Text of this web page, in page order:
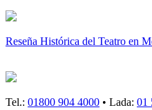
Reseña Histórica del Teatro en
Tel.: 01800 904 4000 • Lada: 01